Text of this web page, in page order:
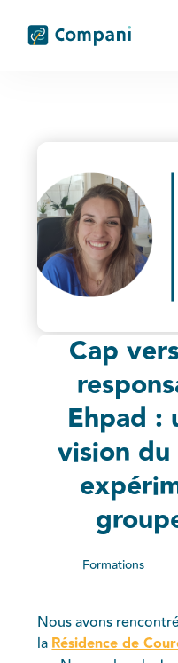
Cap
Ehpad :
vision
Formations
Nous avons
laRésidence de